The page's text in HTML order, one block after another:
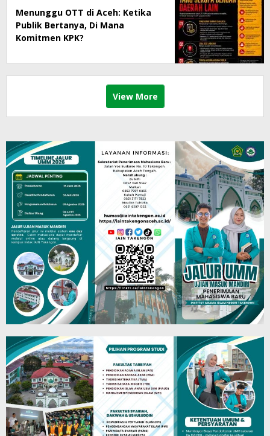
Menunggu OTT di Aceh: Ketika
Publik Bertanya, Di Mana
Komitmen KPK?
View More